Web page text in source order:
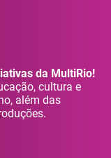
da MultiRio!
cultura e
além das